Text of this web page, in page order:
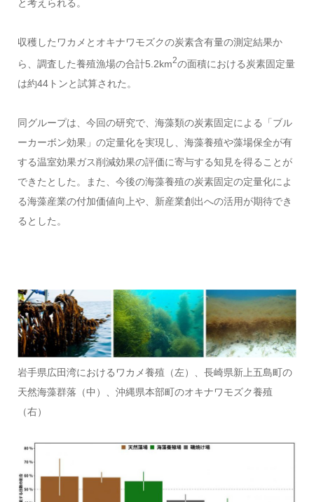
と考えられる。
収穫したワカメとオキナワモズクの炭素含有量の測定結果か
ら、調査した養殖漁場の合計5.2km2の面積における炭素固定量
は約44トンと試算された。
同グループは、今回の研究で、海藻類の炭素固定による「ブル
ーカーボン効果」の定量化を実現し、海藻養殖や藻場保全が有
する温室効果ガス削減効果の評価に寄与する知見を得ることが
できたとした。また、今後の海藻養殖の炭素固定の定量化によ
る海藻産業の付加価値向上や、新産業創出への活用が期待でき
るとした。
岩手県広田湾におけるワカメ養殖（左）、長崎県新上五島町の
天然海藻群落（中）、沖縄県本部町のオキナワモズク養殖
（右）